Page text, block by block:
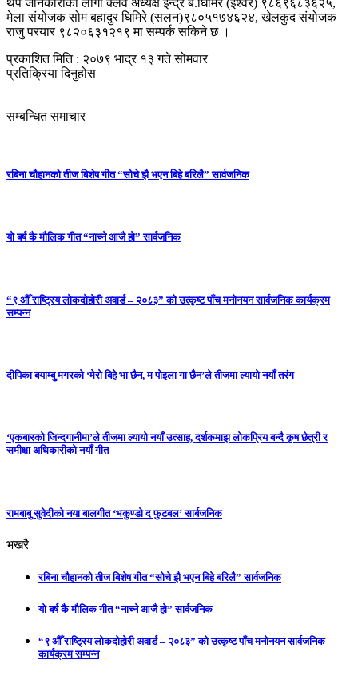
मेला संयोजक सोम बहादुर घिमिरे (सलन)९८०५१७४६२४, खेलकुद संयोजक
राजु परयार ९८२०६३१२१९ मा सम्पर्क सकिने छ ।
प्रकाशित मिति : २०७९ भाद्र १३ गते सोमवार
प्रतिक्रिया दिनुहोस
सम्बन्धित समाचार
रबिना चौहानको तीज बिशेष गीत “सोचे झै भएन बिहे बरिलै” सार्वजनिक
यो बर्ष कै मौलिक गीत “नाच्ने आजै हो” सार्वजनिक
“९ औँ राष्ट्रिय लोकदोहोरी अवार्ड – २०८३” को उत्कृष्ट पाँच मनोनयन सार्वजनिक कार्यक्रम
सम्पन्न
दीपिका बयाम्बु मगरको ‘मेरो बिहे भा छैन, म पोइला गा छैन’ले तीजमा ल्यायो नयाँ तरंग
‘एकबारको जिन्दगानीमा’ले तीजमा ल्यायो नयाँ उत्साह, दर्शकमाझ लोकप्रिय बन्दै कृष छेत्री र
समीक्षा अधिकारीको नयाँ गीत
रामबाबु सुवेदीको नया बालगीत ‘भकुण्डो द फुटबल’ सार्बजनिक
भखरै
रबिना चौहानको तीज बिशेष गीत “सोचे झै भएन बिहे बरिलै” सार्वजनिक
यो बर्ष कै मौलिक गीत “नाच्ने आजै हो” सार्वजनिक
“९ औँ राष्ट्रिय लोकदोहोरी अवार्ड – २०८३” को उत्कृष्ट पाँच मनोनयन सार्वजनिक
कार्यक्रम सम्पन्न